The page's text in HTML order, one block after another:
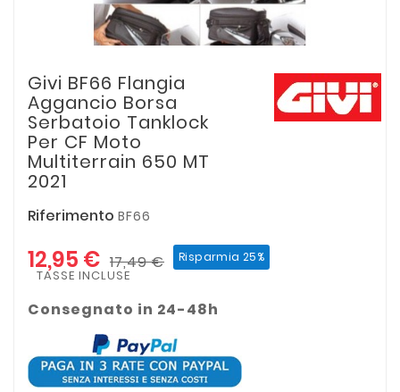
Givi BF66 Flangia
Aggancio Borsa
Serbatoio Tanklock
Per CF Moto
Multiterrain 650 MT
2021
Riferimento BF66
12,95 € 17,49 € Risparmia 25%
TASSE INCLUSE
Consegnato in 24-48h